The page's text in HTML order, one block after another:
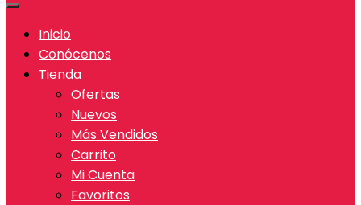
Inicio
Conócenos
Tienda
Ofertas
Nuevos
Más Vendidos
Carrito
Mi Cuenta
Favoritos